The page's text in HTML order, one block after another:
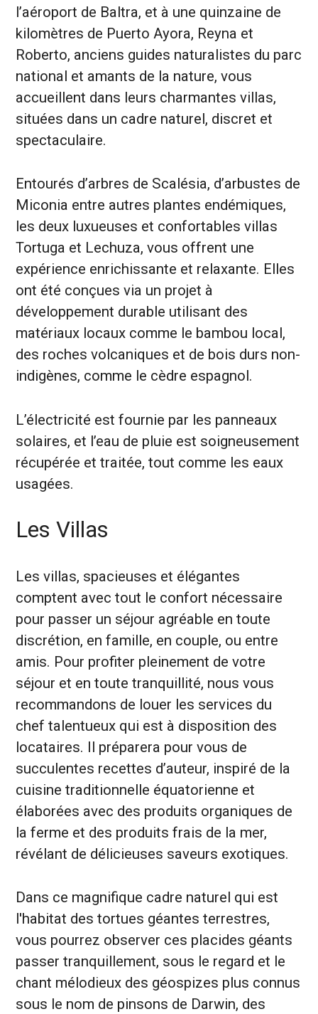
l’aéroport de Baltra, et à une quinzaine de
kilomètres de Puerto Ayora, Reyna et
Roberto, anciens guides naturalistes du parc
national et amants de la nature, vous
accueillent dans leurs charmantes villas,
situées dans un cadre naturel, discret et
spectaculaire.
Entourés d’arbres de Scalésia, d’arbustes de
Miconia entre autres plantes endémiques,
les deux luxueuses et confortables villas
Tortuga et Lechuza, vous offrent une
expérience enrichissante et relaxante. Elles
ont été conçues via un projet à
développement durable utilisant des
matériaux locaux comme le bambou local,
des roches volcaniques et de bois durs non-
indigènes, comme le cèdre espagnol.
L’électricité est fournie par les panneaux
solaires, et l’eau de pluie est soigneusement
récupérée et traitée, tout comme les eaux
usagées.
Les Villas
Les villas, spacieuses et élégantes
comptent avec tout le confort nécessaire
pour passer un séjour agréable en toute
discrétion, en famille, en couple, ou entre
amis. Pour profiter pleinement de votre
séjour et en toute tranquillité, nous vous
recommandons de louer les services du
chef talentueux qui est à disposition des
locataires. Il préparera pour vous de
succulentes recettes d’auteur, inspiré de la
cuisine traditionnelle équatorienne et
élaborées avec des produits organiques de
la ferme et des produits frais de la mer,
révélant de délicieuses saveurs exotiques.
Dans ce magnifique cadre naturel qui est
l'habitat des tortues géantes terrestres,
vous pourrez observer ces placides géants
passer tranquillement, sous le regard et le
chant mélodieux des géospizes plus connus
sous le nom de pinsons de Darwin, des